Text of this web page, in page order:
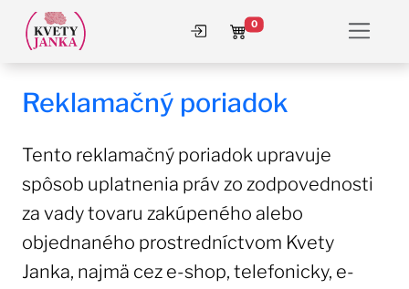
Prihlásiť sa
Košík
0
Reklamačný poriadok
Tento reklamačný poriadok upravuje
spôsob uplatnenia práv zo zodpovednosti
za vady tovaru zakúpeného alebo
objednaného prostredníctvom Kvety
Janka, najmä cez e-shop, telefonicky, e-